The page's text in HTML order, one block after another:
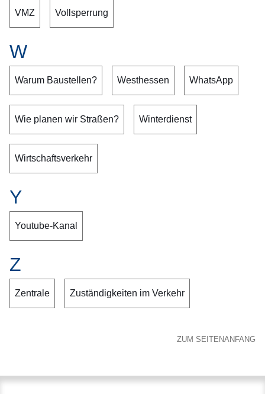
VMZ Vollsperrung
W
Warum Baustellen? Westhessen WhatsApp
Wie planen wir Straßen? Winterdienst
Wirtschaftsverkehr
Y
Youtube-Kanal
Z
Zentrale Zuständigkeiten im Verkehr
ZUM SEITENANFANG